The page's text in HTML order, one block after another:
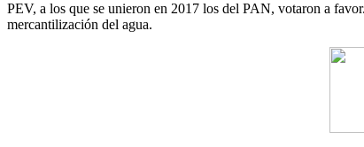
PEV, a los que se unieron en 2017 los del PAN, votaron a
mercantilización del agua.